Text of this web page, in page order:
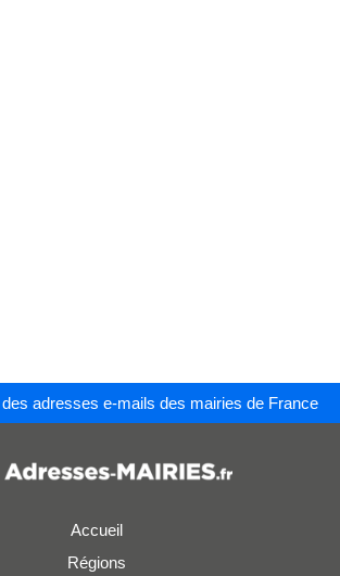
adresses e-mails des mairies de France
Accueil
Régions